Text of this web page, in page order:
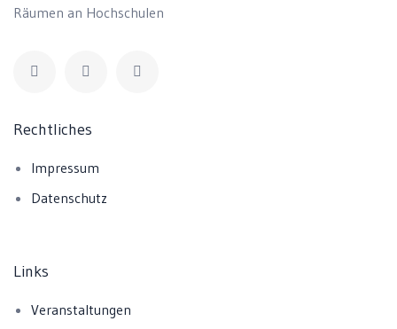
Räumen an Hochschulen
Rechtliches
Impressum
Datenschutz
Links
Veranstaltungen